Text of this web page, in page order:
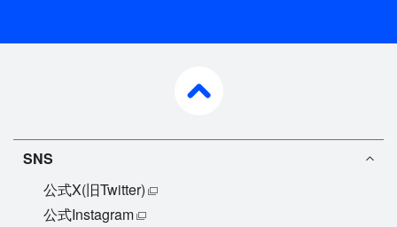
SNS
公式X(旧Twitter)
公式Instagram